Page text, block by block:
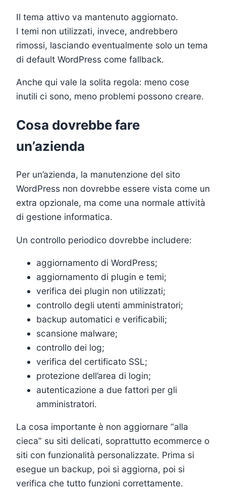
Il tema attivo va mantenuto aggiornato.
I temi non utilizzati, invece, andrebbero
rimossi, lasciando eventualmente solo un tema
di default WordPress come fallback.
Anche qui vale la solita regola: meno cose
inutili ci sono, meno problemi possono creare.
Cosa dovrebbe fare
un’azienda
Per un’azienda, la manutenzione del sito
WordPress non dovrebbe essere vista come un
extra opzionale, ma come una normale attività
di gestione informatica.
Un controllo periodico dovrebbe includere:
aggiornamento di WordPress;
aggiornamento di plugin e temi;
verifica dei plugin non utilizzati;
controllo degli utenti amministratori;
backup automatici e verificabili;
scansione malware;
controllo dei log;
verifica del certificato SSL;
protezione dell’area di login;
autenticazione a due fattori per gli
amministratori.
La cosa importante è non aggiornare “alla
cieca” su siti delicati, soprattutto ecommerce o
siti con funzionalità personalizzate. Prima si
esegue un backup, poi si aggiorna, poi si
verifica che tutto funzioni correttamente.